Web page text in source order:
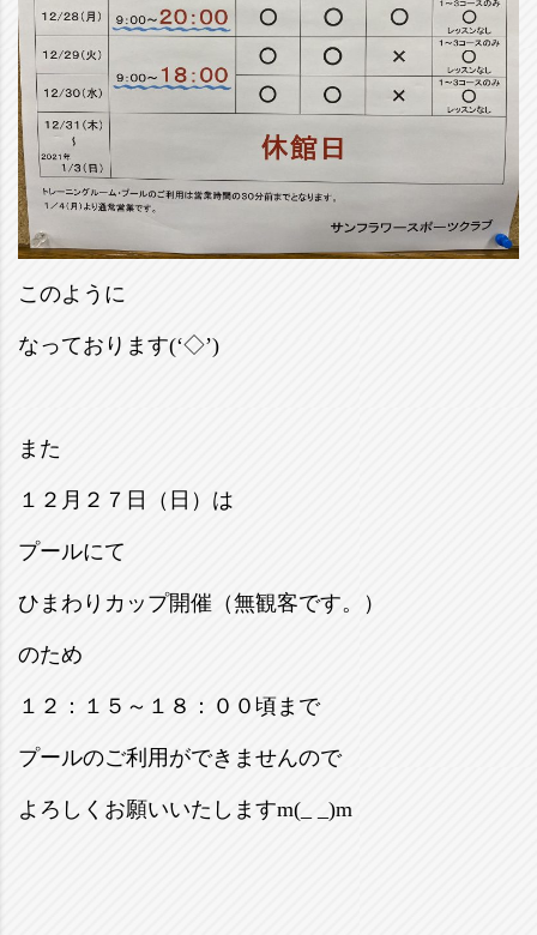
このように
なっております(‘◇’)ゞ
また
１２月２７日（日）は
プールにて
ひまわりカップ開催（無観客です。）
のため
１２：１５～１８：００頃まで
プールのご利用ができませんので
よろしくお願いいたしますm(_ _)m